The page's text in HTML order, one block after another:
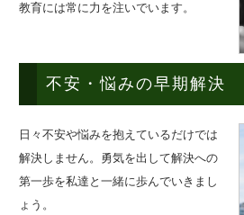
教育には常に力を注いでいます。
不安・悩みの早期解決
日々不安や悩みを抱えているだけでは
解決しません。勇気を出して解決への
第一歩を私達と一緒に歩んでいきまし
ょう。